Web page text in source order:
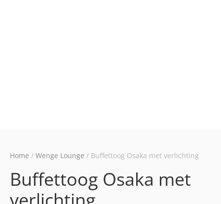
Home / Wenge Lounge / Buffettoog Osaka met verlichting
Buffettoog Osaka met